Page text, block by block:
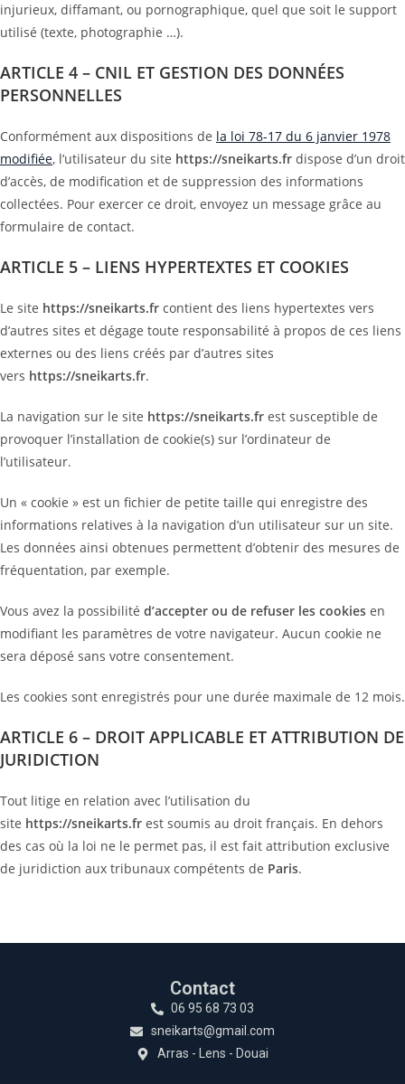
injurieux, diffamant, ou pornographique, quel que soit le support
utilisé (texte, photographie …).
ARTICLE 4 – CNIL ET GESTION DES DONNÉES
PERSONNELLES
Conformément aux dispositions de la loi 78-17 du 6 janvier 1978
modifiée, l’utilisateur du site https://sneikarts.fr dispose d’un droit
d’accès, de modification et de suppression des informations
collectées. Pour exercer ce droit, envoyez un message grâce au
formulaire de contact.
ARTICLE 5 – LIENS HYPERTEXTES ET COOKIES
Le site https://sneikarts.fr contient des liens hypertextes vers
d’autres sites et dégage toute responsabilité à propos de ces liens
externes ou des liens créés par d’autres sites
vers https://sneikarts.fr.
La navigation sur le site https://sneikarts.fr est susceptible de
provoquer l’installation de cookie(s) sur l’ordinateur de
l’utilisateur.
Un « cookie » est un fichier de petite taille qui enregistre des
informations relatives à la navigation d’un utilisateur sur un site.
Les données ainsi obtenues permettent d’obtenir des mesures de
fréquentation, par exemple.
Vous avez la possibilité d’accepter ou de refuser les cookies en
modifiant les paramètres de votre navigateur. Aucun cookie ne
sera déposé sans votre consentement.
Les cookies sont enregistrés pour une durée maximale de 12 mois.
ARTICLE 6 – DROIT APPLICABLE ET ATTRIBUTION DE
JURIDICTION
Tout litige en relation avec l’utilisation du
site https://sneikarts.fr est soumis au droit français. En dehors
des cas où la loi ne le permet pas, il est fait attribution exclusive
de juridiction aux tribunaux compétents de Paris.
Contact
06 95 68 73 03
sneikarts@gmail.com
Arras - Lens - Douai